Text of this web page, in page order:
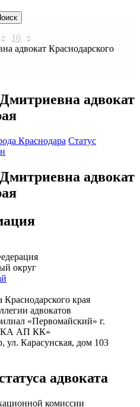
16
адвокат Краснодарского
адвокат
Краснодара Статус
адвокат
округ
края
адвокатов
«Первомайский» г.
АП КК»
ул. Карасунская, дом 103
адвоката
комиссии